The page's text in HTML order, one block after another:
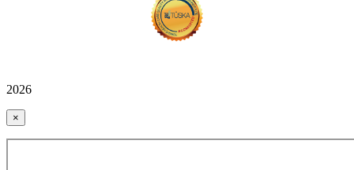
2026
×